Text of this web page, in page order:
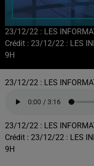
23/12/22 : LES
Crédit : 23/12/22 : LES
9H
23/12/22 : LES
23/12/22 : LES
Crédit : 23/12/22 : LES
9H